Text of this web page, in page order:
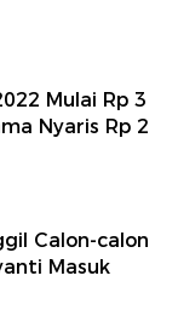
Mulai Rp 3
Nyaris Rp 2
Calon-calon
Masuk